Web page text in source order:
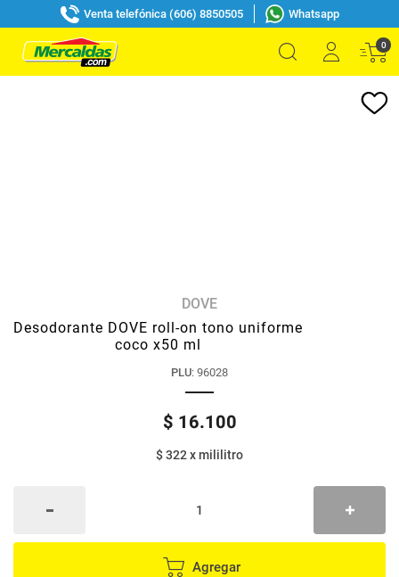
Venta telefónica (606) 8850505 Whatsapp
0
DOVE
Desodorante DOVE roll-on tono uniforme
coco x50 ml
PLU: 96028
$ 16.100
$ 322xmililitro
Agregar